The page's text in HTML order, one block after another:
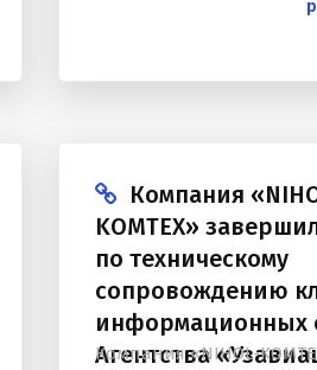
систем Агентства
входящего в структуру
Компания
KOMTEX»
по техническому
сопровождению
информационных
Агентства
Компания «NIHOL-